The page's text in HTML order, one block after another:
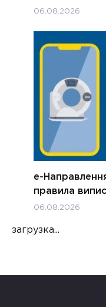
06.08.2026
е-
правила
06.08.2026
загрузка...